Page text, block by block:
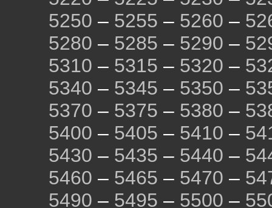
5250 – 5255 – 5260 –
5280 – 5285 – 5290 –
5310 – 5315 – 5320 –
5340 – 5345 – 5350 –
5370 – 5375 – 5380 –
5400 – 5405 – 5410 –
5430 – 5435 – 5440 –
5460 – 5465 – 5470 –
5490 – 5495 – 5500 –